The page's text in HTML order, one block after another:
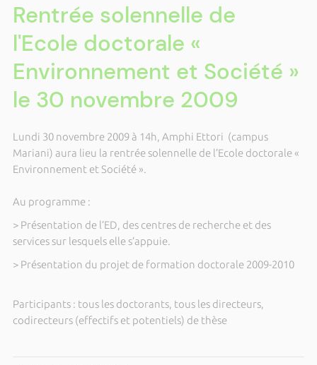
Rentrée solennelle de
l'Ecole doctorale «
Environnement et Société »
le 30 novembre 2009
Lundi 30 novembre 2009 à 14h, Amphi Ettori (campus
Mariani) aura lieu la rentrée solennelle de l’Ecole doctorale «
Environnement et Société ».
Au programme :
> Présentation de l’ED, des centres de recherche et des
services sur lesquels elle s’appuie.
> Présentation du projet de formation doctorale 2009-2010
Participants : tous les doctorants, tous les directeurs,
codirecteurs (effectifs et potentiels) de thèse